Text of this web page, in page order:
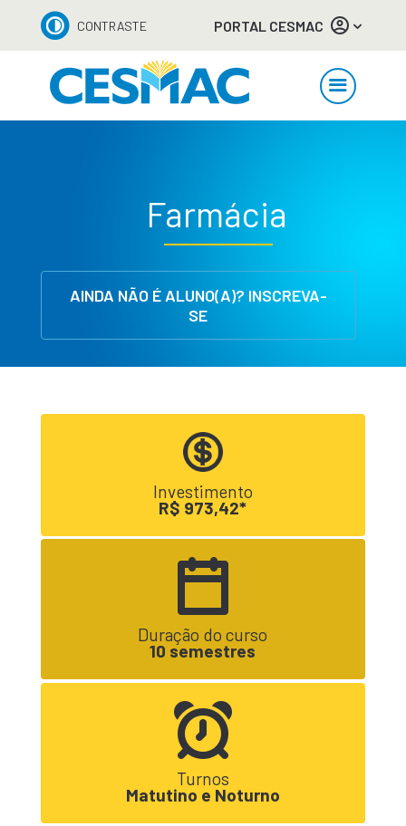
CONTRASTE PORTAL CESMAC
Farmácia
AINDA NÃO É ALUNO(A)? INSCREVA-
SE
Investimento
R$ 973,42*
Duração do curso
10 semestres
Turnos
Matutino e Noturno